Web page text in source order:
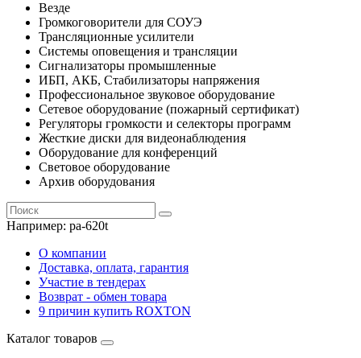
Везде
Громкоговорители для СОУЭ
Трансляционные усилители
Системы оповещения и трансляции
Сигнализаторы промышленные
ИБП, АКБ, Стабилизаторы напряжения
Профессиональное звуковое оборудование
Сетевое оборудование (пожарный сертификат)
Регуляторы громкости и селекторы программ
Жесткие диски для видеонаблюдения
Оборудование для конференций
Световое оборудование
Архив оборудования
Например: pa-620t
О компании
Доставка, оплата, гарантия
Участие в тендерах
Возврат - обмен товара
9 причин купить ROXTON
Каталог товаров